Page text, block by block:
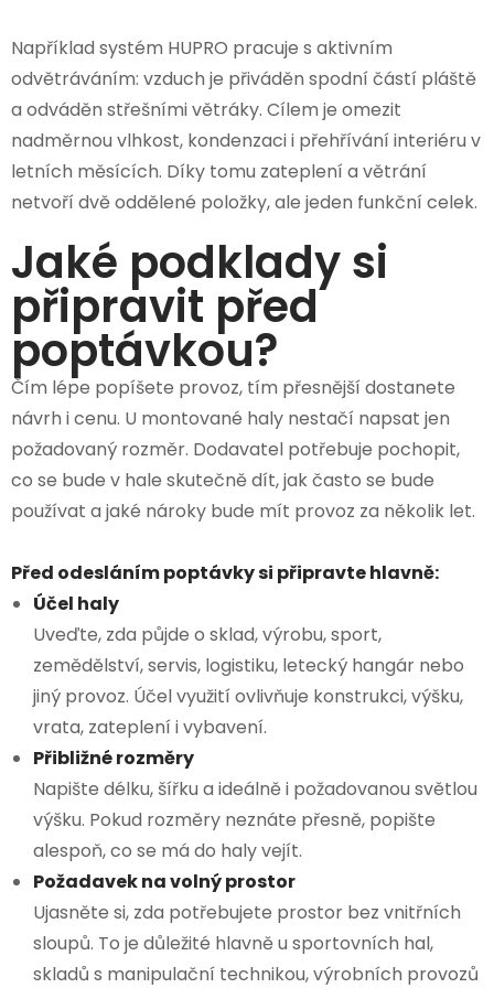
Například systém HUPRO pracuje s aktivním
odvětráváním: vzduch je přiváděn spodní částí pláště
a odváděn střešními větráky. Cílem je omezit
nadměrnou vlhkost, kondenzaci i přehřívání interiéru v
letních měsících. Díky tomu zateplení a větrání
netvoří dvě oddělené položky, ale jeden funkční celek.
Jaké podklady si
připravit před
poptávkou?
Čím lépe popíšete provoz, tím přesnější dostanete
návrh i cenu. U montované haly nestačí napsat jen
požadovaný rozměr. Dodavatel potřebuje pochopit,
co se bude v hale skutečně dít, jak často se bude
používat a jaké nároky bude mít provoz za několik let.
Před odesláním poptávky si připravte hlavně:
Účel haly
Uveďte, zda půjde o sklad, výrobu, sport,
zemědělství, servis, logistiku, letecký hangár nebo
jiný provoz. Účel využití ovlivňuje konstrukci, výšku,
vrata, zateplení i vybavení.
Přibližné rozměry
Napište délku, šířku a ideálně i požadovanou světlou
výšku. Pokud rozměry neznáte přesně, popište
alespoň, co se má do haly vejít.
Požadavek na volný prostor
Ujasněte si, zda potřebujete prostor bez vnitřních
sloupů. To je důležité hlavně u sportovních hal,
skladů s manipulační technikou, výrobních provozů